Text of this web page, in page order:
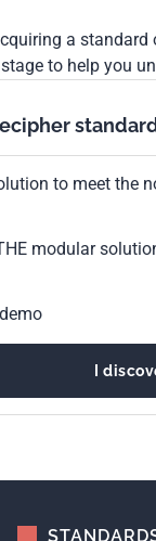
a
to help you
to meet the
modular
I